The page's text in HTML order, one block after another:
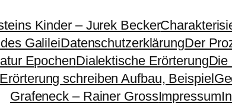
Kinder – Jurek Becker
GalileiDatenschutzerklärungDer
EpochenDialektische ErörterungDie
Erörterung schreiben Aufbau, Beispiel
Grafeneck – Rainer GrossImpressum